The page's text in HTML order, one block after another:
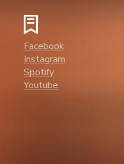
Facebook
Instagram
Spotify
Youtube